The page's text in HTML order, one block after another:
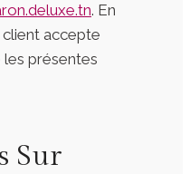
. En
accepte
présentes
Sur